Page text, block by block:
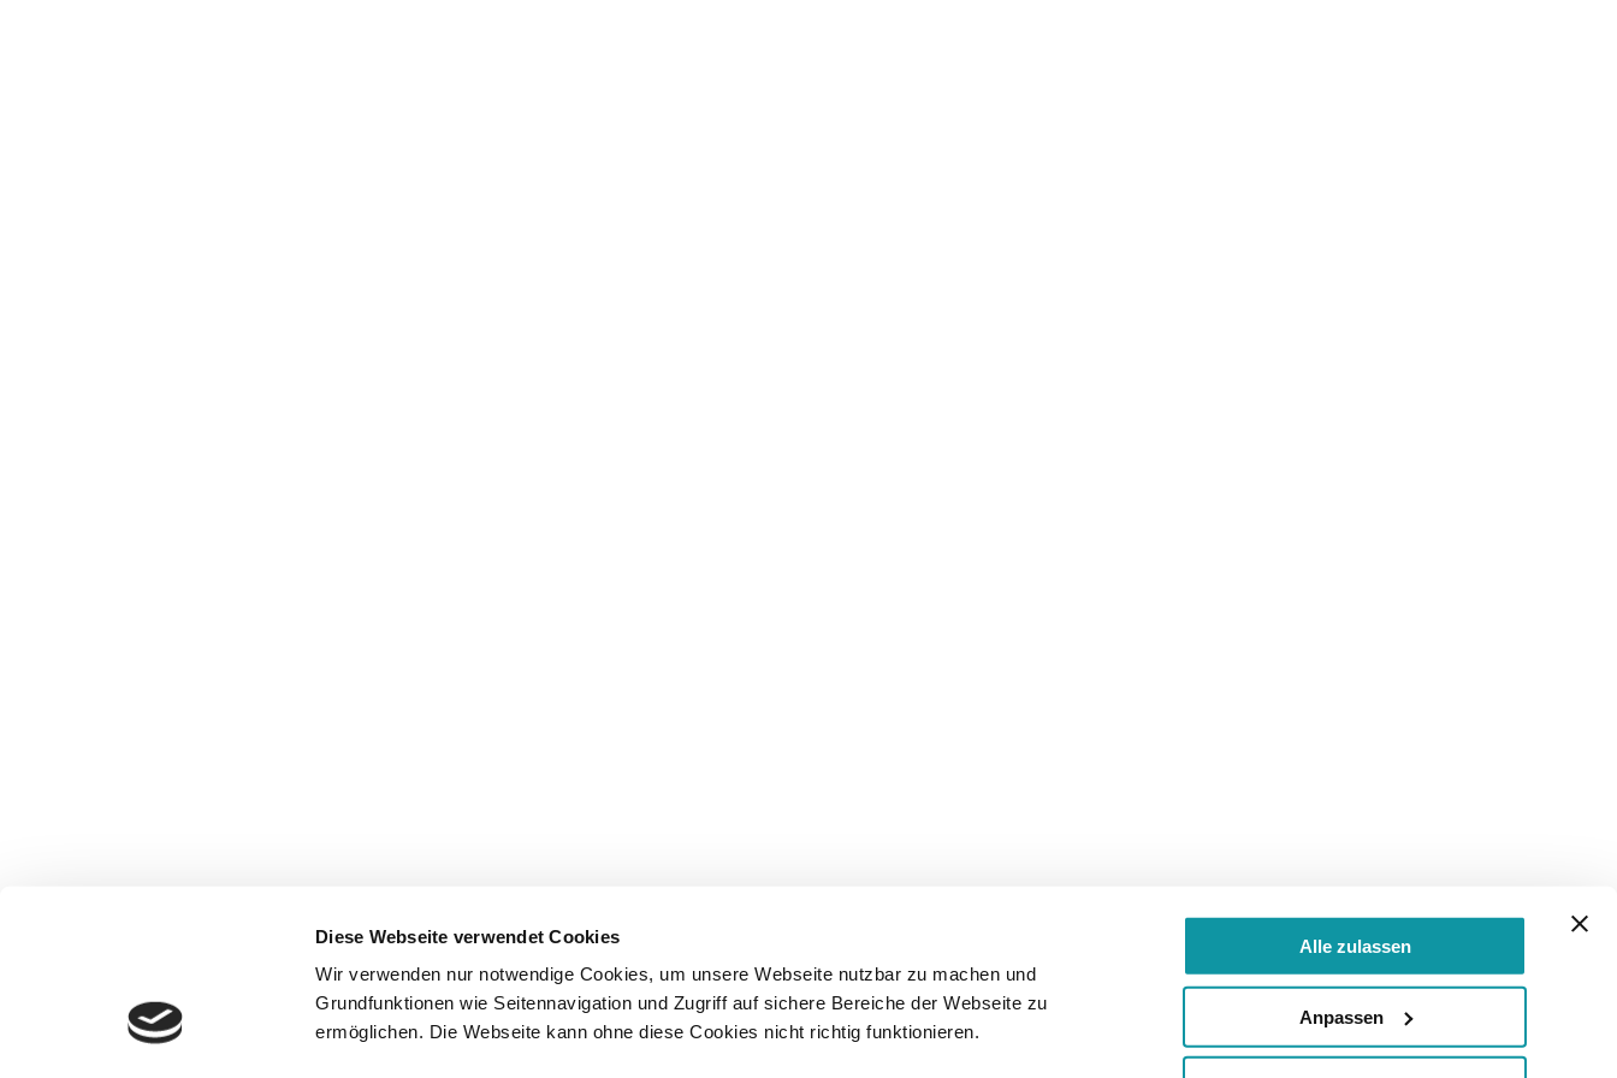
Diese Webseite verwendet Cookies
Wir verwenden nur notwendige Cookies, um unsere Webseite nutzbar zu machen und
Grundfunktionen wie Seitennavigation und Zugriff auf sichere Bereiche der Webseite zu
ermöglichen. Die Webseite kann ohne diese Cookies nicht richtig funktionieren.
Alle zulassen
Anpassen